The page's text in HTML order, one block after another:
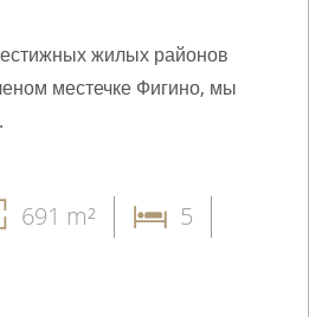
жилых районов
местечке Фигино, мы
691 m²
5